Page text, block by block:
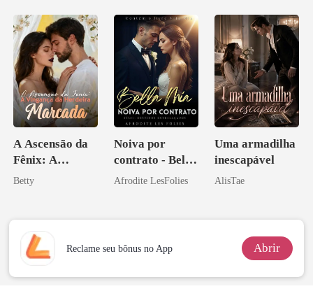
A Ascensão da
Fênix: A
Vingança da
Betty
Noiva por
contrato - Bella
Mia
Afrodite LesFolies
Uma armadilha
inescapável
AlisTae
Reclame seu bônus no App Abrir